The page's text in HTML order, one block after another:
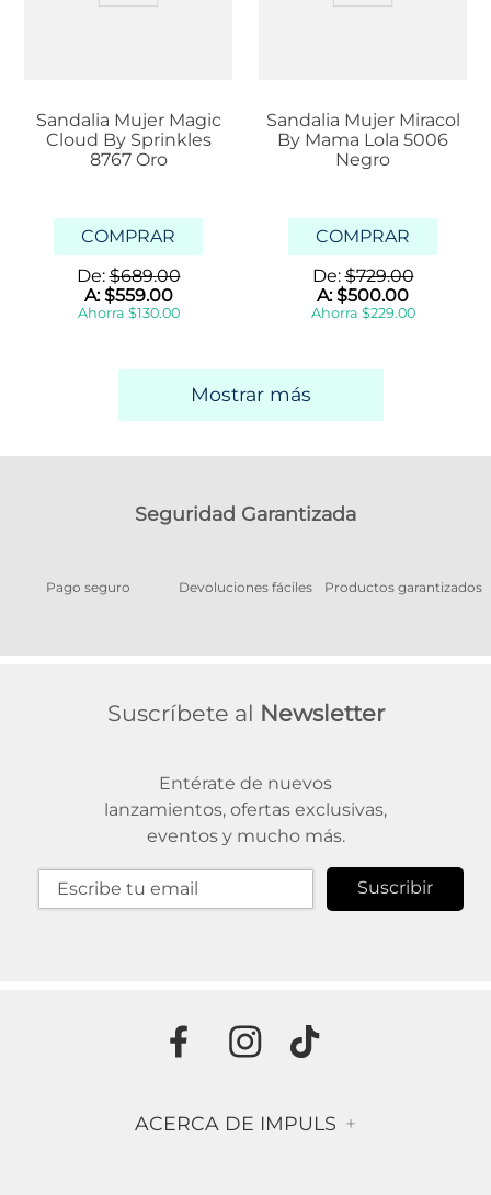
Sandalia Mujer Magic
Cloud By Sprinkles
8767 Oro
COMPRAR
De:$689.00
A:$559.00
Ahorra $130.00
Sandalia Mujer Miracol
By Mama Lola 5006
Negro
COMPRAR
De:$729.00
A:$500.00
Ahorra $229.00
Mostrar más
Seguridad Garantizada
Pago seguro Devoluciones fáciles Productos garantizados
Suscríbete al Newsletter
Entérate de nuevos
lanzamientos, ofertas exclusivas,
eventos y mucho más.
Suscribir
ACERCA DE IMPULS +